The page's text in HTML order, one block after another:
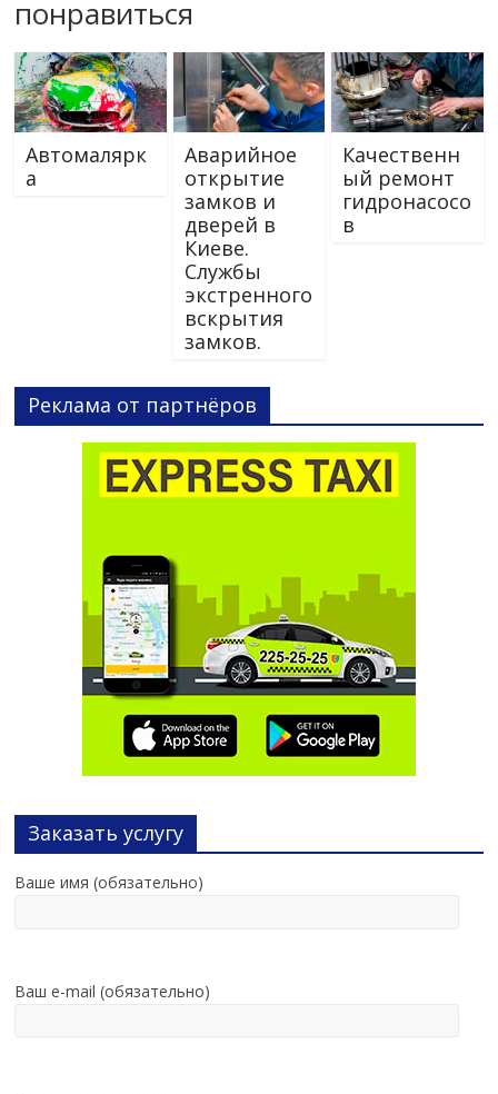
понравиться
Автомалярк
а
Аварийное
открытие
замков и
дверей в
Киеве.
Службы
экстренного
вскрытия
замков.
Качественн
ый ремонт
гидронасосо
в
Реклама от партнёров
Заказать услугу
Ваше имя (обязательно)
Ваш e-mail (обязательно)